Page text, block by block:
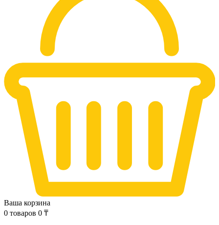
Ваша корзина
0 товаров 0 ₸